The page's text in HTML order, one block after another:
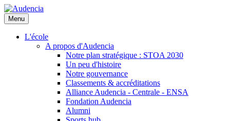
Aller
au
contenu
principal
Menu
L'école
A propos d'Audencia
Notre plan stratégique : STOA 2030
Un peu d'histoire
Notre gouvernance
Classements & accréditations
Alliance Audencia - Centrale - ENSA
Fondation Audencia
Alumni